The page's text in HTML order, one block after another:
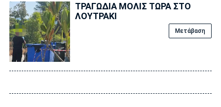
ΤΡΑΓΩΔΙΑ ΜΟΛΙΣ ΤΩΡΑ ΣΤΟ
ΛΟΥΤΡΑΚΙ
Μετάβαση